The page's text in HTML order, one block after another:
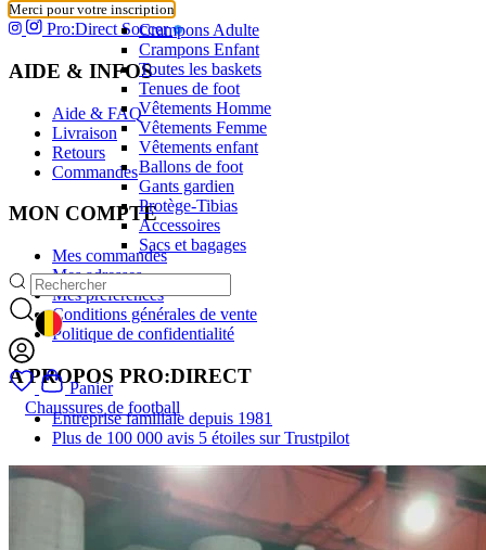
Crampons Adulte
Crampons Enfant
Toutes les baskets
Tenues de foot
Vêtements Homme
Vêtements Femme
Vêtements enfant
Ballons de foot
Gants gardien
Protège-Tibias
Accessoires
Sacs et bagages
GEOLOCATION BUTTON: BELGIQUE
Panier
Chaussures de football
Merci pour votre inscription
Pro:Direct Soccer
AIDE & INFOS
Aide & FAQ
Livraison
Retours
Commandes
MON COMPTE
Mes commandes
Mes adresses
Mes préférences
Conditions générales de vente
Politique de confidentialité
A PROPOS PRO:DIRECT
Entreprise familiale depuis 1981
Plus de 100 000 avis 5 étoiles sur Trustpilot